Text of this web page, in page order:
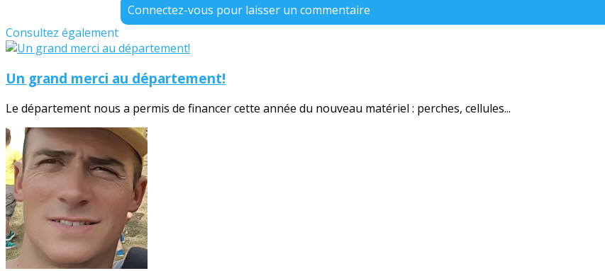
Connectez-vous pour laisser un commentaire
Consultez également
Un grand merci au département!
Le département nous a permis de financer cette année du nouveau matériel : perches, cellules...